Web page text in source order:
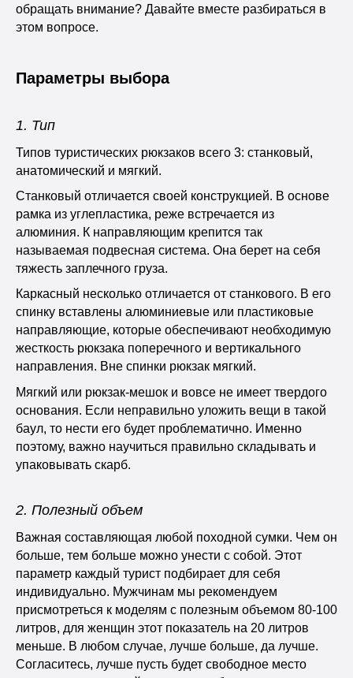
обращать внимание? Давайте вместе разбираться в
этом вопросе.
Параметры выбора
1. Тип
Типов туристических рюкзаков всего 3: станковый,
анатомический и мягкий.
Станковый отличается своей конструкцией. В основе
рамка из углепластика, реже встречается из
алюминия. К направляющим крепится так
называемая подвесная система. Она берет на себя
тяжесть заплечного груза.
Каркасный несколько отличается от станкового. В его
спинку вставлены алюминиевые или пластиковые
направляющие, которые обеспечивают необходимую
жесткость рюкзака поперечного и вертикального
направления. Вне спинки рюкзак мягкий.
Мягкий или рюкзак-мешок и вовсе не имеет твердого
основания. Если неправильно уложить вещи в такой
баул, то нести его будет проблематично. Именно
поэтому, важно научиться правильно складывать и
упаковывать скарб.
2. Полезный объем
Важная составляющая любой походной сумки. Чем он
больше, тем больше можно унести с собой. Этот
параметр каждый турист подбирает для себя
индивидуально. Мужчинам мы рекомендуем
присмотреться к моделям с полезным объемом 80-100
литров, для женщин этот показатель на 20 литров
меньше. В любом случае, лучше больше, да лучше.
Согласитесь, лучше пусть будет свободное место